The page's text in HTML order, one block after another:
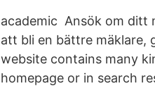
academic Ansök om ditt
att bli en bättre mäklare,
website contains many
homepage or in search